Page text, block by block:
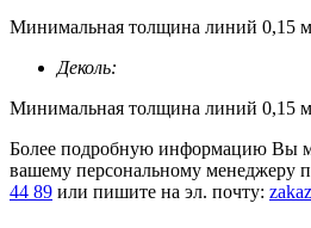
Минимальная толщина линий 0,15
Деколь:
Минимальная толщина линий 0,15
Более подробную информацию Вы
вашему персональному менеджеру
44 89 или пишите на эл. почту: